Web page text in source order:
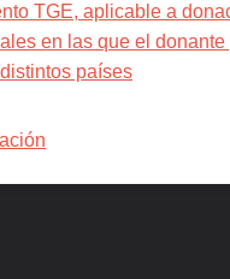
TGE, aplicable a
en las que el
países